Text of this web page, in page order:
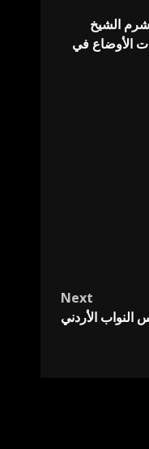
الشيخ
الأوضاع في
Next
النواب الأردني